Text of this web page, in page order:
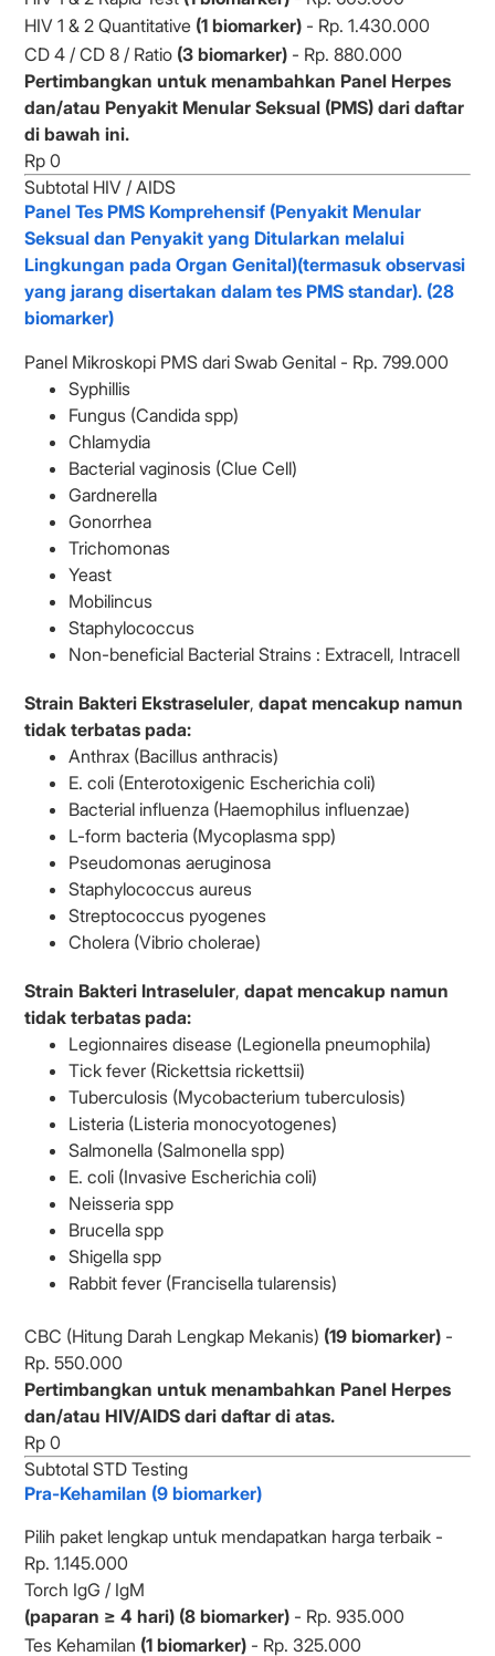
HIV 1 & 2 Quantitative (1 biomarker) - Rp. 1.430.000
CD 4 / CD 8 / Ratio (3 biomarker) - Rp. 880.000
Pertimbangkan untuk menambahkan Panel Herpes
dan/atau Penyakit Menular Seksual (PMS) dari daftar
di bawah ini.
Subtotal HIV / AIDS
Panel Tes PMS Komprehensif (Penyakit Menular
Seksual dan Penyakit yang Ditularkan melalui
Lingkungan pada Organ Genital)(termasuk observasi
yang jarang disertakan dalam tes PMS standar). (28
biomarker)
Panel Mikroskopi PMS dari Swab Genital - Rp. 799.000
Syphillis
Fungus (Candida spp)
Chlamydia
Bacterial vaginosis (Clue Cell)
Gardnerella
Gonorrhea
Trichomonas
Yeast
Mobilincus
Staphylococcus
Non-beneficial Bacterial Strains : Extracell, Intracell
Strain Bakteri Ekstraseluler,dapat mencakup namun
tidak terbatas pada:
Anthrax (Bacillus anthracis)
E. coli (Enterotoxigenic Escherichia coli)
Bacterial influenza (Haemophilus influenzae)
L-form bacteria (Mycoplasma spp)
Pseudomonas aeruginosa
Staphylococcus aureus
Streptococcus pyogenes
Cholera (Vibrio cholerae)
Strain Bakteri Intraseluler,dapat mencakup namun
tidak terbatas pada:
Legionnaires disease (Legionella pneumophila)
Tick fever (Rickettsia rickettsii)
Tuberculosis (Mycobacterium tuberculosis)
Listeria (Listeria monocyotogenes)
Salmonella (Salmonella spp)
E. coli (Invasive Escherichia coli)
Neisseria spp
Brucella spp
Shigella spp
Rabbit fever (Francisella tularensis)
CBC (Hitung Darah Lengkap Mekanis) (19 biomarker) -
Rp. 550.000
Pertimbangkan untuk menambahkan Panel Herpes
dan/atau HIV/AIDS dari daftar di atas.
Subtotal STD Testing
Pra-Kehamilan (9 biomarker)
Pilih paket lengkap untuk mendapatkan harga terbaik -
Rp. 1.145.000
Torch IgG / IgM
(paparan ≥ 4 hari) (8 biomarker) - Rp. 935.000
Tes Kehamilan (1 biomarker) - Rp. 325.000